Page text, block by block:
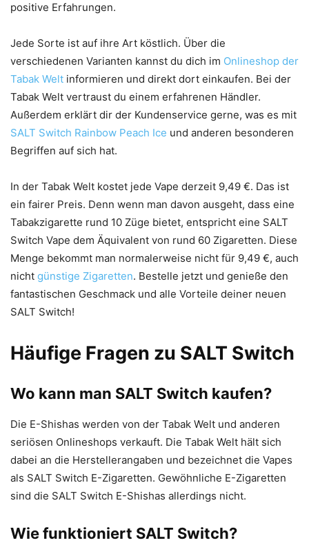
positive Erfahrungen.
Jede Sorte ist auf ihre Art köstlich. Über die
verschiedenen Varianten kannst du dich im Onlineshop der
Tabak Welt informieren und direkt dort einkaufen. Bei der
Tabak Welt vertraust du einem erfahrenen Händler.
Außerdem erklärt dir der Kundenservice gerne, was es mit
SALT Switch Rainbow Peach Ice und anderen besonderen
Begriffen auf sich hat.
In der Tabak Welt kostet jede Vape derzeit 9,49 €. Das ist
ein fairer Preis. Denn wenn man davon ausgeht, dass eine
Tabakzigarette rund 10 Züge bietet, entspricht eine SALT
Switch Vape dem Äquivalent von rund 60 Zigaretten. Diese
Menge bekommt man normalerweise nicht für 9,49 €, auch
nicht günstige Zigaretten. Bestelle jetzt und genieße den
fantastischen Geschmack und alle Vorteile deiner neuen
SALT Switch!
Häufige Fragen zu SALT Switch
Wo kann man SALT Switch kaufen?
Die E-Shishas werden von der Tabak Welt und anderen
seriösen Onlineshops verkauft. Die Tabak Welt hält sich
dabei an die Herstellerangaben und bezeichnet die Vapes
als SALT Switch E-Zigaretten. Gewöhnliche E-Zigaretten
sind die SALT Switch E-Shishas allerdings nicht.
Wie funktioniert SALT Switch?